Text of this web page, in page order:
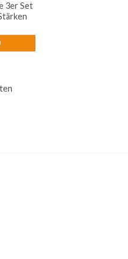
3er Set